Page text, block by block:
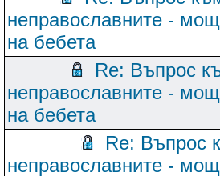
неправославните -
на бебета
Re: Въпрос
неправославните -
на бебета
Re: Въпрос
неправославните -